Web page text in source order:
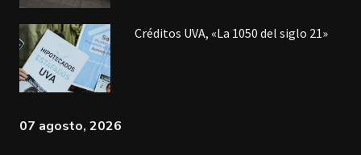
Créditos UVA, «La 1050 del siglo 21»
07 agosto, 2026